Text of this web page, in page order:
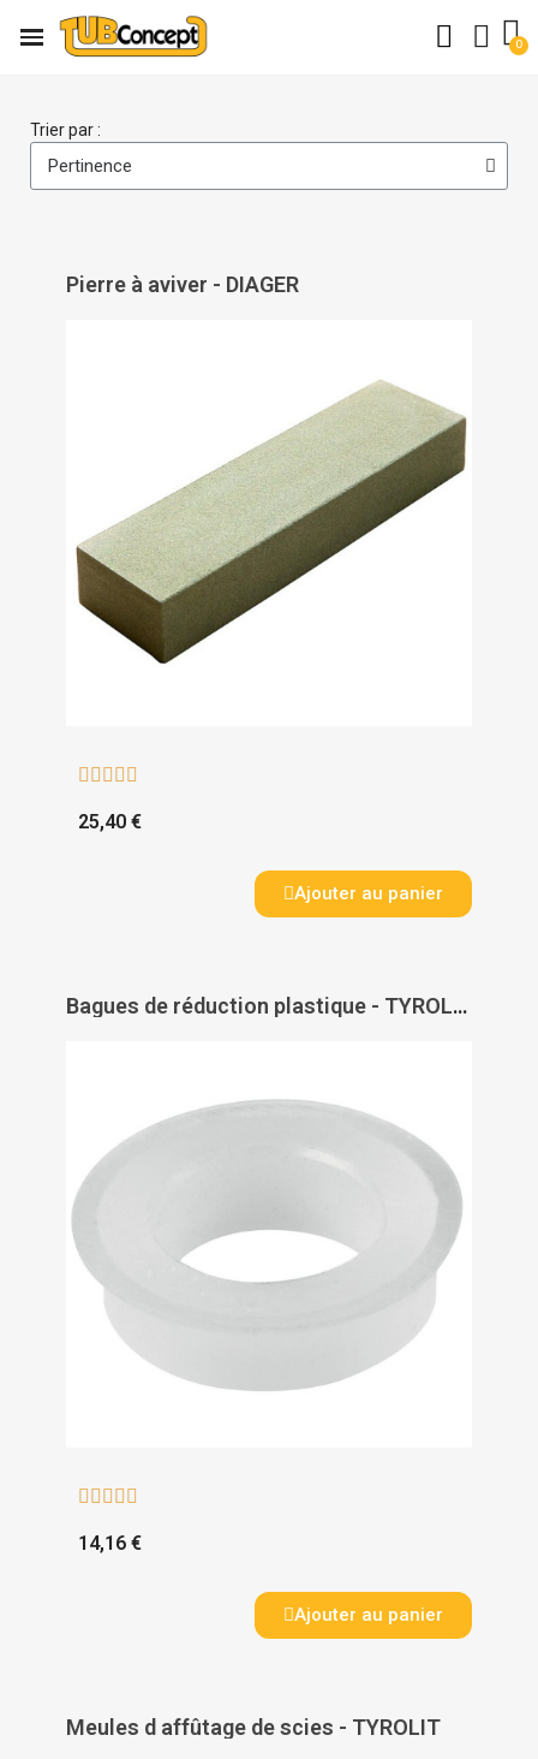
Trier par :
Pierre à aviver - DIAGER
    
25,40 €
Ajouter au panier
Bagues de réduction plastique - TYROLIT
    
14,16 €
Ajouter au panier
Meules d affûtage de scies - TYROLIT